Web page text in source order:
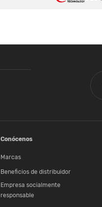
Conócenos
Marcas
Beneficios de distribuidor
Empresa socialmente
responsable